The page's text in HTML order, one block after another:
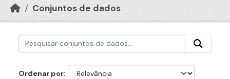
Conjuntos de dados
Ordenar por